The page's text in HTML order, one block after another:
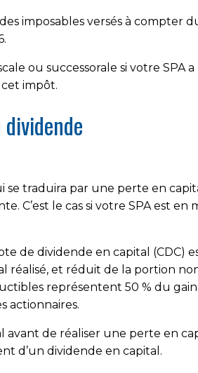
imposables versés à compter
ou successorale si votre SPA
impôt.
traduira par une perte en
C’est le cas si votre SPA est en
de dividende en capital (CDC)
réalisé, et réduit de la portion
représentent 50 % du
actionnaires.
de réaliser une perte en
d’un dividende en capital.